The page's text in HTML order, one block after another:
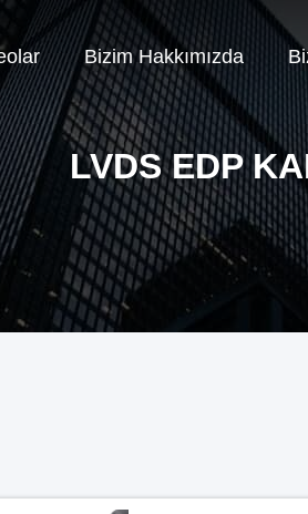
Bizim Hakkımızda
LVDS EDP